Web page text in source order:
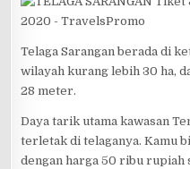
Telaga Sarangan berada di
wilayah kurang lebih 30 ha,
28 meter.
Daya tarik utama kawasan
terletak di telaganya. Kamu
dengan harga 50 ribu rupiah